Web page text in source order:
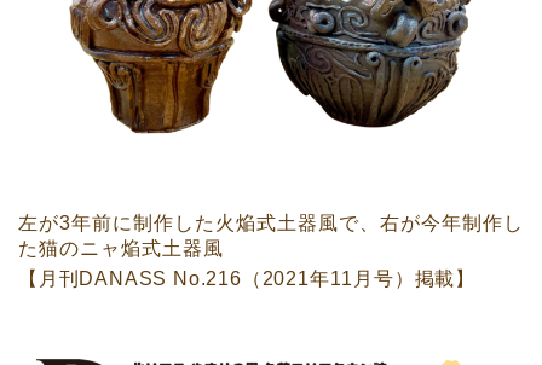
左が3年前に制作した火焔式土器風で、右が今年制作し
た猫のニャ焔式土器風
【月刊DANASS No.216（2021年11月号）掲載】